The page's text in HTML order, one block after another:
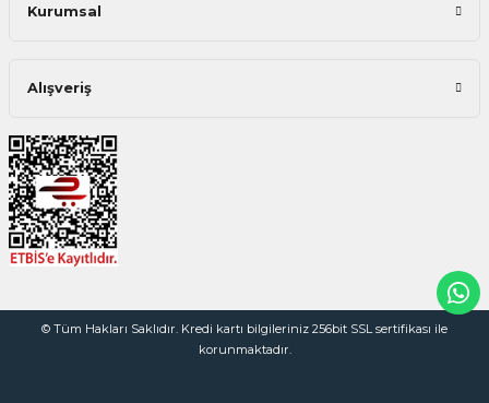
Kurumsal
Alışveriş
© Tüm Hakları Saklıdır. Kredi kartı bilgileriniz 256bit SSL sertifikası ile
korunmaktadır.